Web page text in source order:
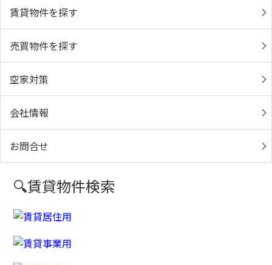
賃貸物件を探す
売買物件を探す
空家対策
会社情報
お問合せ
🔍賃貸物件検索